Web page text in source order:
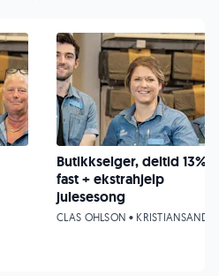
Butikkselger, deltid 13%
fast + ekstrahjelp
julesesong
CLAS OHLSON • KRISTIANSAND